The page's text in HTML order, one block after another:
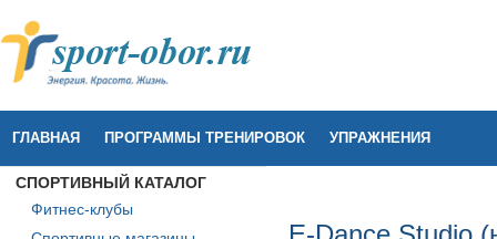
ГЛАВНАЯ ПРОГРАММЫ ТРЕНИРОВОК УПРАЖНЕНИЯ
СПОРТИВНЫЙ КАТАЛОГ
Фитнес-клубы